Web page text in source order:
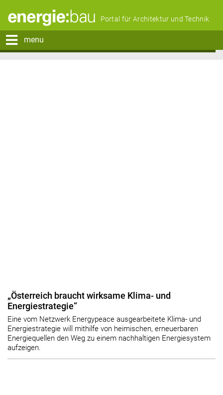
Portal für Architektur und Technik
menu
„Österreich braucht wirksame Klima- und
Energiestrategie“
Eine vom Netzwerk Energypeace ausgearbeitete Klima- und
Energiestrategie will mithilfe von heimischen, erneuerbaren
Energiequellen den Weg zu einem nachhaltigen Energiesystem
aufzeigen.